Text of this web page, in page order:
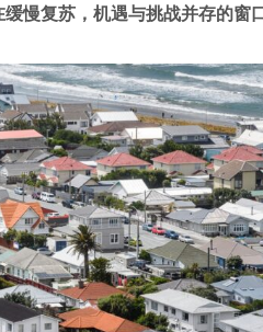
慢复苏，机遇与挑战并存的窗